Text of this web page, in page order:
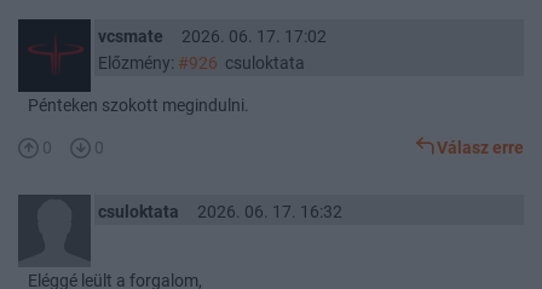
vcsmate
2026. 06. 17. 17:02
Előzmény: #926 csuloktata
Pénteken szokott megindulni.
0 0 Válasz erre
csuloktata 2026. 06. 17. 16:32
Eléggé leült a forgalom,